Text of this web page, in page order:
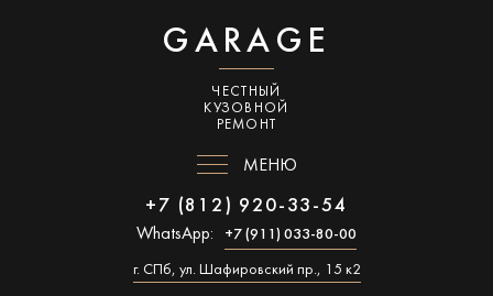
GARAGE
ЧЕСТНЫЙ
КУЗОВНОЙ
РЕМОНТ
МЕНЮ
+7 (812) 920-33-54
WhatsApp: +7 (911) 033-80-00
г. СПб, ул. Шафировский пр., 15 к2